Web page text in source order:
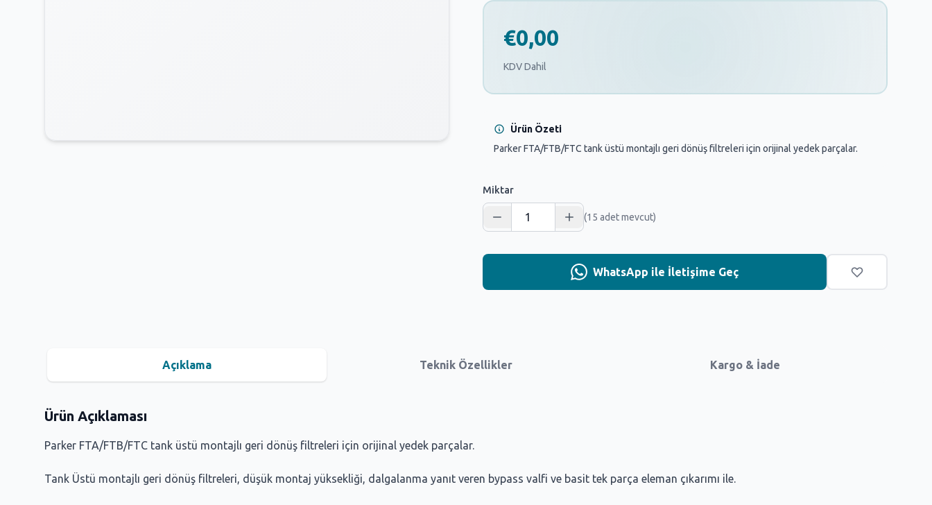
€0,00
KDV Dahil
Ürün Özeti
Parker FTA/FTB/FTC tank üstü montajlı geri dönüş filtreleri için orijinal yedek parçalar.
Miktar
(15 adet mevcut)
WhatsApp ile İletişime Geç
Açıklama Teknik Özellikler Kargo & İade
Ürün Açıklaması
Parker FTA/FTB/FTC tank üstü montajlı geri dönüş filtreleri için orijinal yedek parçalar.
Tank Üstü montajlı geri dönüş filtreleri, düşük montaj yüksekliği, dalgalanma yanıt veren bypass valfi ve basit tek parça eleman çıkarımı ile.